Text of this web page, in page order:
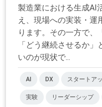
製造業における生成AI
え、現場への実装・運
ります。その一方で、
「どう継続させるか
いのが現状で...
AI DX スタートア
実験 リーダーシップ